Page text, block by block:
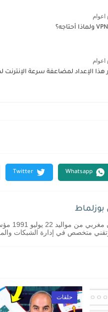
اعوام
اعوام
هذا الإعداد لمضاعفة سرعة الإنترنت
متخصص في إدارة الشبكات
حلقات